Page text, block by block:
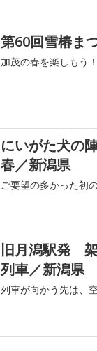
第60回雪椿ま
加茂の春を楽しもう！
にいがた犬の
春／新潟県
ご要望の多かった初
旧月潟駅発
列車／新潟県
列車が向かう先は、空